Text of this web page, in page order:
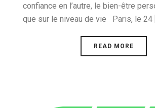
confiance en l’autre, le bien-être
que sur le niveau de vie Paris, le 24
READ MORE